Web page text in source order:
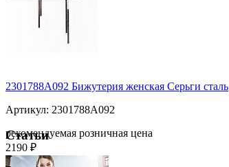
2301788A092 Бижутерия женская Серьги сталь
Артикул: 2301788A092
рекомендуемая розничная цена
2190 ₽
Статьи